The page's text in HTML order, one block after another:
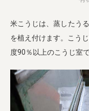
米こうじは、蒸したう
を植え付けます。こう
度90％以上のこうじ室